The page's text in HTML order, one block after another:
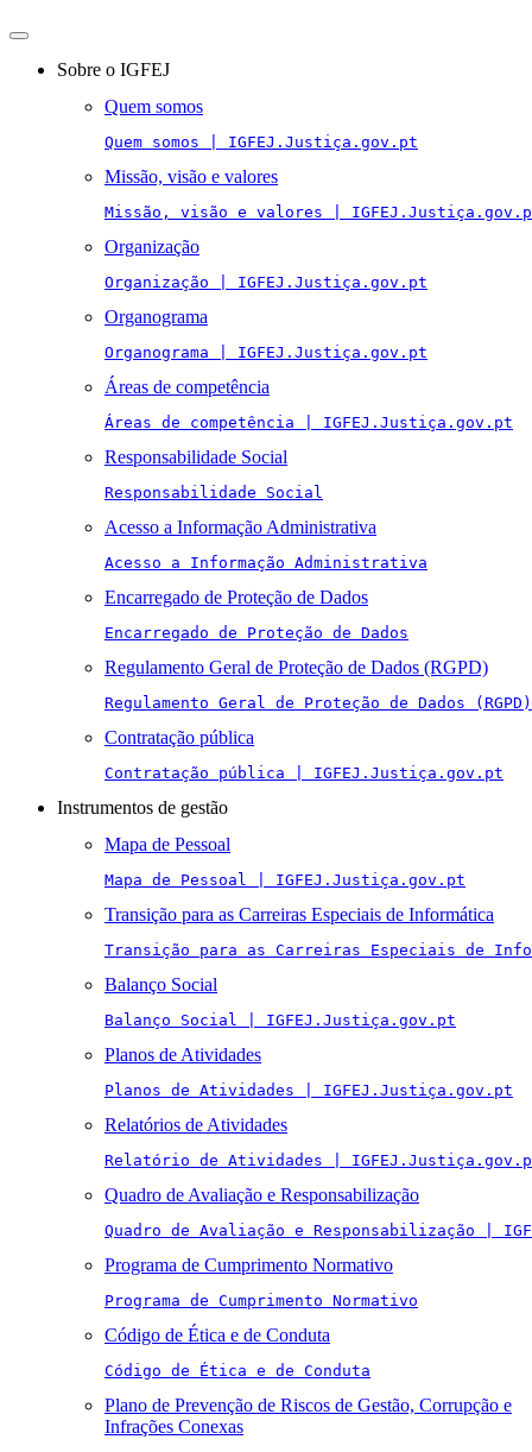
Toggle
navigationSobre o IGFEJ
Quem somos
Quem somos | IGFEJ.Justiça.gov.pt
Missão, visão e valores
Missão, visão e valores |
Organização
Organização | IGFEJ.Justiça.gov.pt
Organograma
Organograma | IGFEJ.Justiça.gov.pt
Áreas de competência
Áreas de competência | IGFEJ.Justiça.gov.pt
Responsabilidade Social
Responsabilidade Social
Acesso a Informação Administrativa
Acesso a Informação Administrativa
Encarregado de Proteção de Dados
Encarregado de Proteção de Dados
Regulamento Geral de Proteção de Dados (RGPD)
Regulamento Geral de Proteção de Dados (RGPD)
Contratação pública
Contratação pública | IGFEJ.Justiça.gov.pt
Instrumentos de gestão
Mapa de Pessoal
Mapa de Pessoal | IGFEJ.Justiça.gov.pt
Transição para as Carreiras Especiais de Informática
Transição para as Carreiras Especiais de
Balanço Social
Balanço Social | IGFEJ.Justiça.gov.pt
Planos de Atividades
Planos de Atividades | IGFEJ.Justiça.gov.pt
Relatórios de Atividades
Relatório de Atividades |
Quadro de Avaliação e Responsabilização
Quadro de Avaliação e Responsabilização |
Programa de Cumprimento Normativo
Programa de Cumprimento Normativo
Código de Ética e de Conduta
Código de Ética e de Conduta
Plano de Prevenção de Riscos de Gestão, Corrupção e
Infrações Conexas